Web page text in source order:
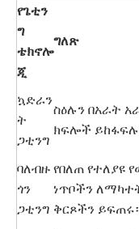
የጌቲን
ግ
ቴክኖሎ
ጂ
ግለጽ
ኳድራን
ት
ጋቲንግ
ስዕሉን በአራት
ክፍሎች
ባለብዙ
ጎን
ጋቲንግ
የበለጠ የተለያዩ
ነጥቦችን
ቅርጾችን